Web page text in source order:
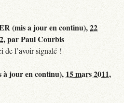
(mis a jour en continu),22
,parPaul Courbis
de l’avoir signalé !
à jour en continu), 15 mars 2011,